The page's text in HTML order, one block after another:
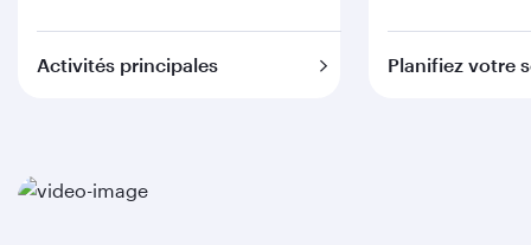
Activités principales Planifiez votre